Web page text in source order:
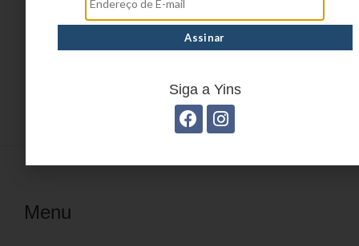
CAPA DE CHUVA
INFANTIL YS35033
Menu
Siga a Yins